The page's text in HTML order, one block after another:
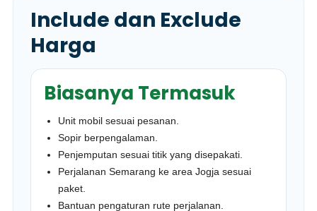
Include dan Exclude
Harga
Biasanya Termasuk
Unit mobil sesuai pesanan.
Sopir berpengalaman.
Penjemputan sesuai titik yang disepakati.
Perjalanan Semarang ke area Jogja sesuai
paket.
Bantuan pengaturan rute perjalanan.